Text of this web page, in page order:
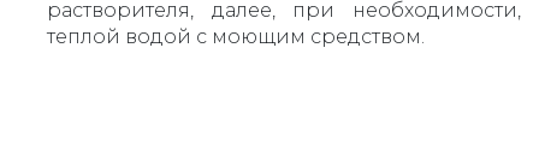
растворителя, далее, при необходимости,
теплой водой с моющим средством.